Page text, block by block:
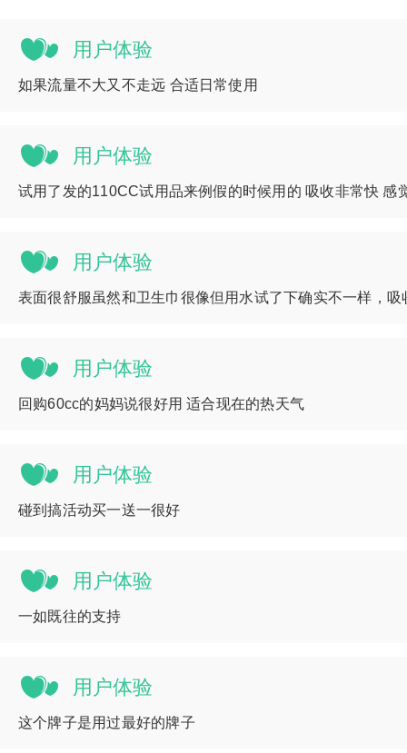
用户体验
如果流量不大又不走远 合适日常使用
用户体验
试用了发的110CC试用品来例假的时候用的 吸收非常快 感
用户体验
表面很舒服虽然和卫生巾很像但用水试了下确实不一样，
用户体验
回购60cc的妈妈说很好用 适合现在的热天气
用户体验
碰到搞活动买一送一很好
用户体验
一如既往的支持
用户体验
这个牌子是用过最好的牌子